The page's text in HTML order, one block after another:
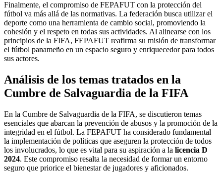
Finalmente, el compromiso de FEPAFUT con la protección del
fútbol va más allá de las normativas. La federación busca utilizar el
deporte como una herramienta de cambio social, promoviendo la
cohesión y el respeto en todas sus actividades. Al alinearse con los
principios de la FIFA, FEPAFUT reafirma su misión de transformar
el fútbol panameño en un espacio seguro y enriquecedor para todos
sus actores.
Análisis de los temas tratados en la
Cumbre de Salvaguardia de la FIFA
En la Cumbre de Salvaguardia de la FIFA, se discutieron temas
esenciales que abarcan la prevención de abusos y la promoción de la
integridad en el fútbol. La FEPAFUT ha considerado fundamental
la implementación de políticas que aseguren la protección de todos
los involucrados, lo que es vital para su aspiración a la licencia D
2024. Este compromiso resalta la necesidad de formar un entorno
seguro que priorice el bienestar de jugadores y aficionados.